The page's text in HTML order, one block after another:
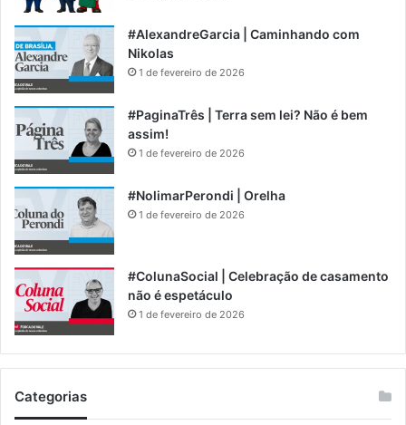
#AlexandreGarcia | Caminhando com
Nikolas
1 de fevereiro de 2026
#PaginaTrês | Terra sem lei? Não é bem
assim!
1 de fevereiro de 2026
#NolimarPerondi | Orelha
1 de fevereiro de 2026
#ColunaSocial | Celebração de casamento
não é espetáculo
1 de fevereiro de 2026
Categorias